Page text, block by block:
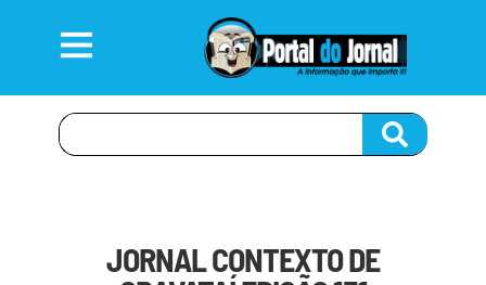
JORNAL CONTEXTO DE